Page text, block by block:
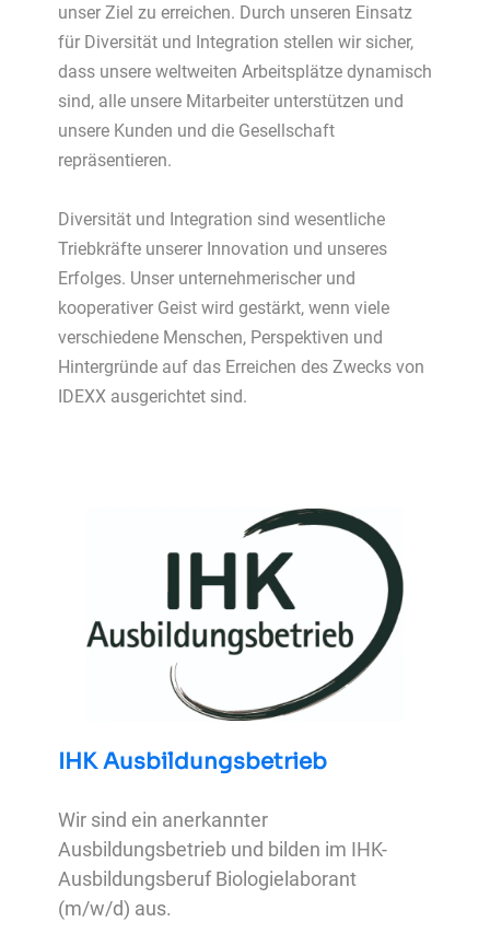
unser Ziel zu erreichen. Durch unseren Einsatz
für Diversität und Integration stellen wir sicher,
dass unsere weltweiten Arbeitsplätze dynamisch
sind, alle unsere Mitarbeiter unterstützen und
unsere Kunden und die Gesellschaft
repräsentieren.
Diversität und Integration sind wesentliche
Triebkräfte unserer Innovation und unseres
Erfolges. Unser unternehmerischer und
kooperativer Geist wird gestärkt, wenn viele
verschiedene Menschen, Perspektiven und
Hintergründe auf das Erreichen des Zwecks von
IDEXX ausgerichtet sind.
IHK Ausbildungsbetrieb
Wir sind ein anerkannter
Ausbildungsbetrieb und bilden im IHK-
Ausbildungsberuf Biologielaborant
(m/w/d) aus.